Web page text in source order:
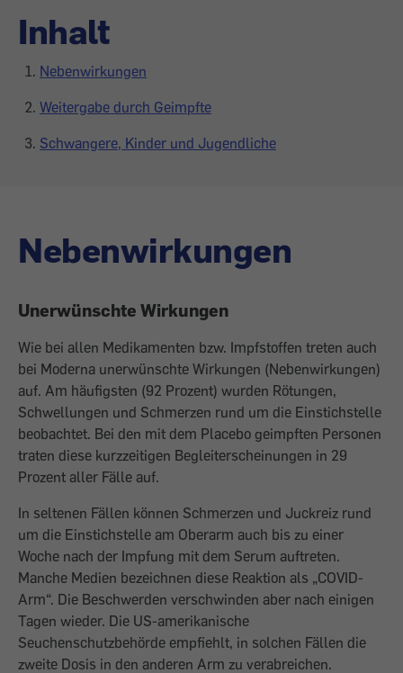
Inhalt
Nebenwirkungen
Weitergabe durch Geimpfte
Schwangere, Kinder und Jugendliche
Nebenwirkungen
Unerwünschte Wirkungen
Wie bei allen Medikamenten bzw. Impfstoffen treten auch
bei Moderna unerwünschte Wirkungen (Nebenwirkungen)
auf. Am häufigsten (92 Prozent) wurden Rötungen,
Schwellungen und Schmerzen rund um die Einstichstelle
beobachtet. Bei den mit dem Placebo geimpften Personen
traten diese kurzzeitigen Begleiterscheinungen in 29
Prozent aller Fälle auf.
In seltenen Fällen können Schmerzen und Juckreiz rund
um die Einstichstelle am Oberarm auch bis zu einer
Woche nach der Impfung mit dem Serum auftreten.
Manche Medien bezeichnen diese Reaktion als „COVID-
Arm“. Die Beschwerden verschwinden aber nach einigen
Tagen wieder. Die US-amerikanische
Seuchenschutzbehörde empfiehlt, in solchen Fällen die
zweite Dosis in den anderen Arm zu verabreichen.